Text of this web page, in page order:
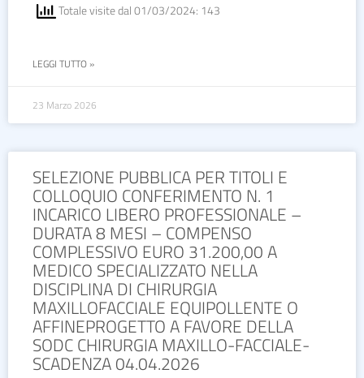
Totale visite dal 01/03/2024: 143
LEGGI TUTTO »
23 Marzo 2026
SELEZIONE PUBBLICA PER TITOLI E
COLLOQUIO CONFERIMENTO N. 1
INCARICO LIBERO PROFESSIONALE –
DURATA 8 MESI – COMPENSO
COMPLESSIVO EURO 31.200,00 A
MEDICO SPECIALIZZATO NELLA
DISCIPLINA DI CHIRURGIA
MAXILLOFACCIALE EQUIPOLLENTE O
AFFINEPROGETTO A FAVORE DELLA
SODC CHIRURGIA MAXILLO-FACCIALE-
SCADENZA 04.04.2026